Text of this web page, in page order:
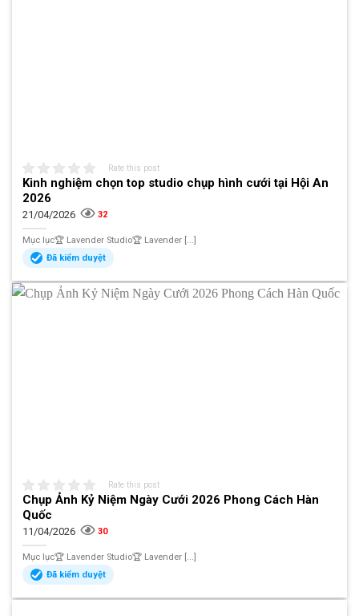
Rate this post
Kinh nghiệm chọn top studio chụp hình cưới tại Hội An
2026
21/04/2026 32
Mục lục🏆 Lavender Studio🏆 Lavender [...]
Đã kiểm duyệt
Rate this post
Chụp Ảnh Kỷ Niệm Ngày Cưới 2026 Phong Cách Hàn
Quốc
11/04/2026 30
Mục lục🏆 Lavender Studio🏆 Lavender [...]
Đã kiểm duyệt